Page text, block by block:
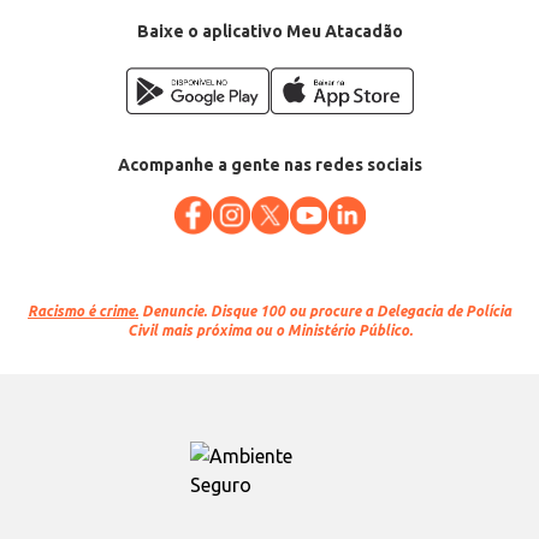
Baixe o aplicativo Meu Atacadão
Acompanhe a gente nas redes sociais
Racismo é crime. Denuncie. Disque 100 ou procure a Delegacia de Polícia
Civil mais próxima ou o Ministério Público.